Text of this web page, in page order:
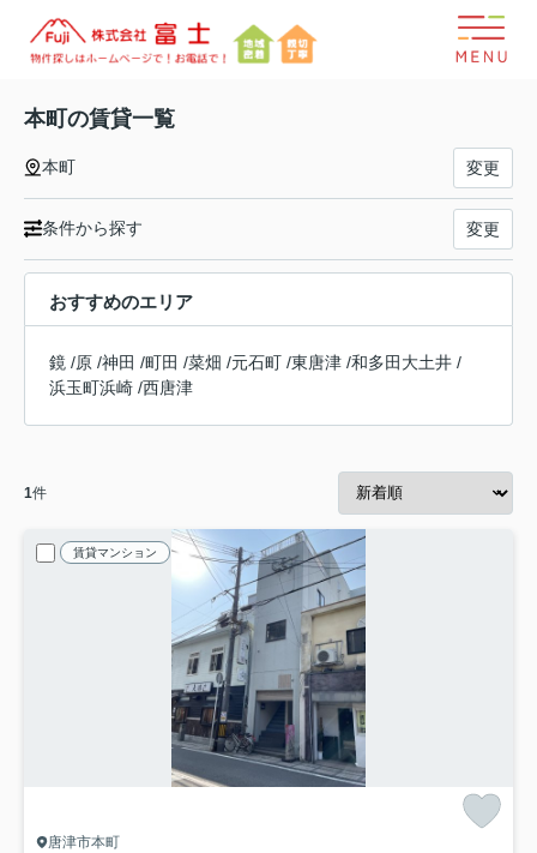
本町の賃貸一覧
本町 変更
条件から探す 変更
おすすめのエリア
鏡 /原 /神田 /町田 /菜畑 /元石町 /東唐津 /和多田大土井 /
浜玉町浜崎 /西唐津
1件
賃貸マンション
唐津市本町